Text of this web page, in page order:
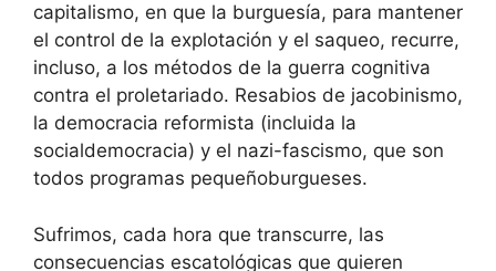
capitalismo, en que la burguesía, para mantener
el control de la explotación y el saqueo, recurre,
incluso, a los métodos de la guerra cognitiva
contra el proletariado. Resabios de jacobinismo,
la democracia reformista (incluida la
socialdemocracia) y el nazi-fascismo, que son
todos programas pequeñoburgueses.
Sufrimos, cada hora que transcurre, las
consecuencias escatológicas que quieren